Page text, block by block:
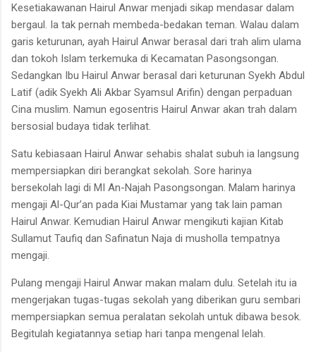
Kesetiakawanan Hairul Anwar menjadi sikap mendasar dalam
bergaul. Ia tak pernah membeda-bedakan teman. Walau dalam
garis keturunan, ayah Hairul Anwar berasal dari trah alim ulama
dan tokoh Islam terkemuka di Kecamatan Pasongsongan.
Sedangkan Ibu Hairul Anwar berasal dari keturunan Syekh Abdul
Latif (adik Syekh Ali Akbar Syamsul Arifin) dengan perpaduan
Cina muslim. Namun egosentris Hairul Anwar akan trah dalam
bersosial budaya tidak terlihat.
Satu kebiasaan Hairul Anwar sehabis shalat subuh ia langsung
mempersiapkan diri berangkat sekolah. Sore harinya
bersekolah lagi di MI An-Najah Pasongsongan. Malam harinya
mengaji Al-Qur’an pada Kiai Mustamar yang tak lain paman
Hairul Anwar. Kemudian Hairul Anwar mengikuti kajian Kitab
Sullamut Taufiq dan Safinatun Naja di musholla tempatnya
mengaji.
Pulang mengaji Hairul Anwar makan malam dulu. Setelah itu ia
mengerjakan tugas-tugas sekolah yang diberikan guru sembari
mempersiapkan semua peralatan sekolah untuk dibawa besok.
Begitulah kegiatannya setiap hari tanpa mengenal lelah.